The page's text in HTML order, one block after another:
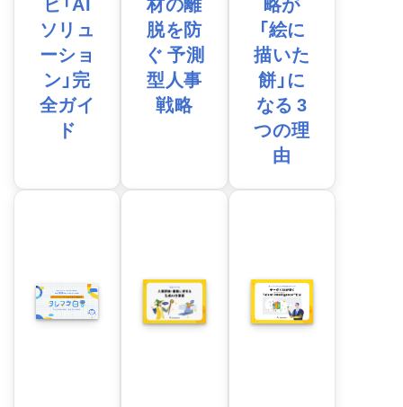
ソリュ
ーショ
ン」完
全ガイ
ド
脱を防
ぐ 予測
型人事
戦略
「絵に
描いた
餅」に
なる 3
つの理
由